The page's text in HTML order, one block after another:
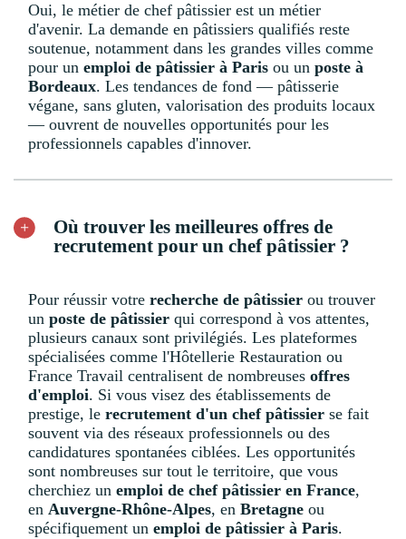
Oui, le métier de chef pâtissier est un métier
d'avenir. La demande en pâtissiers qualifiés reste
soutenue, notamment dans les grandes villes comme
pour un emploi de pâtissier à Paris ou un poste à
Bordeaux. Les tendances de fond — pâtisserie
végane, sans gluten, valorisation des produits locaux
— ouvrent de nouvelles opportunités pour les
professionnels capables d'innover.
Où trouver les meilleures offres de
recrutement pour un chef pâtissier ?
Pour réussir votre recherche de pâtissier ou trouver
un poste de pâtissier qui correspond à vos attentes,
plusieurs canaux sont privilégiés. Les plateformes
spécialisées comme l'Hôtellerie Restauration ou
France Travail centralisent de nombreuses offres
d'emploi. Si vous visez des établissements de
prestige, le recrutement d'un chef pâtissier se fait
souvent via des réseaux professionnels ou des
candidatures spontanées ciblées. Les opportunités
sont nombreuses sur tout le territoire, que vous
cherchiez un emploi de chef pâtissier en France,
en Auvergne-Rhône-Alpes, en Bretagne ou
spécifiquement un emploi de pâtissier à Paris.